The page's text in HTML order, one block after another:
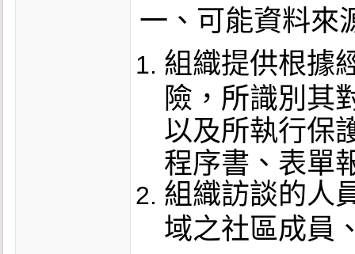
一、可能資料來
組織提供根據
險，所識別其
以及所執行保
程序書、表單
組織訪談的人
域之社區成員